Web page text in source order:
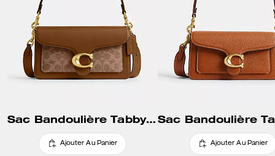
Sac Bandoulière Tabby 26 En Toile Signature
Ajouter Au Panier Ajouter Au Panier